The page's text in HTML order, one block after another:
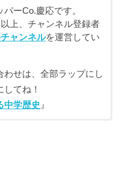
ーCo.慶応です。
上、チャンネル登録者
ャンネルを運営してい
わせは、全部ラップにし
てね！
中学歴史 』